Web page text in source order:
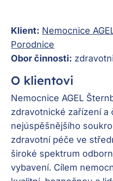
Klient: Nemocnice
Porodnice
Obor činnosti:
O klientovi
Nemocnice AGEL
zdravotnické zařízení a
nejúspěšnějšího
zdravotní péče ve
široké spektrum
vybavení. Cílem